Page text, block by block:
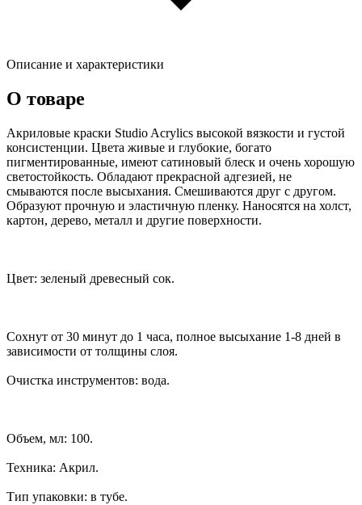
Описание и характеристики
О товаре
Акриловые краски Studio Acrylics высокой вязкости и густой
консистенции. Цвета живые и глубокие, богато
пигментированные, имеют сатиновый блеск и очень хорошую
светостойкость. Обладают прекрасной адгезией, не
смываются после высыхания. Смешиваются друг с другом.
Образуют прочную и эластичную пленку. Наносятся на холст,
картон, дерево, металл и другие поверхности.
Цвет: зеленый древесный сок.
Сохнут от 30 минут до 1 часа, полное высыхание 1-8 дней в
зависимости от толщины слоя.
Очистка инструментов: вода.
Объем, мл: 100.
Техника: Акрил.
Тип упаковки: в тубе.